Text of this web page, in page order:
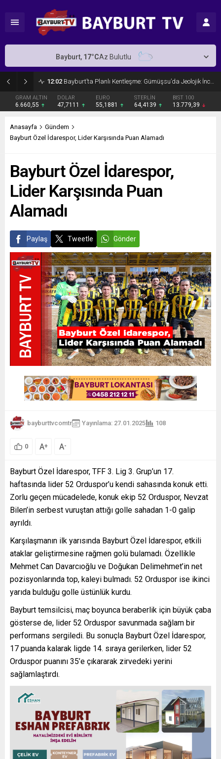
12:02 Bayburt’ta Planlı Kentleşme: Gümüşsu’da Jeolojik İnceleme
GRAM ALTIN
6.660,55
DOLAR
47,7111
EURO
55,1881
STERLİN
64,4139
BIST 100
13.779,39
Bayburt, 17°CAz Bulutlu
Anasayfa
Gündem
Bayburt Özel İdarespor, Lider Karşısında Puan Alamadı
Bayburt Özel İdarespor,
Lider Karşısında Puan
Alamadı
Paylaş Tweetle Gönder
bayburttvcomtr Yayınlama: 27.01.2025 108
0 A+ A-
Bayburt Özel İdarespor, TFF 3. Lig 3. Grup’un 17.
haftasında lider 52 Orduspor’u kendi sahasında konuk etti.
Zorlu geçen mücadelede, konuk ekip 52 Orduspor, Nevzat
Bilen’in serbest vuruştan attığı golle sahadan 1-0 galip
ayrıldı.
Karşılaşmanın ilk yarısında Bayburt Özel İdarespor, etkili
ataklar geliştirmesine rağmen golü bulamadı. Özellikle
Mehmet Can Davarcıoğlu ve Doğukan Delimehmet’in net
pozisyonlarında top, kaleyi bulmadı. 52 Orduspor ise ikinci
yarıda bulduğu golle üstünlük kurdu.
Bayburt temsilcisi, maç boyunca beraberlik için büyük çaba
gösterse de, lider 52 Orduspor savunmada sağlam bir
performans sergiledi. Bu sonuçla Bayburt Özel İdarespor,
17 puanda kalarak ligde 14. sıraya gerilerken, lider 52
Orduspor puanını 35’e çıkararak zirvedeki yerini
sağlamlaştırdı.